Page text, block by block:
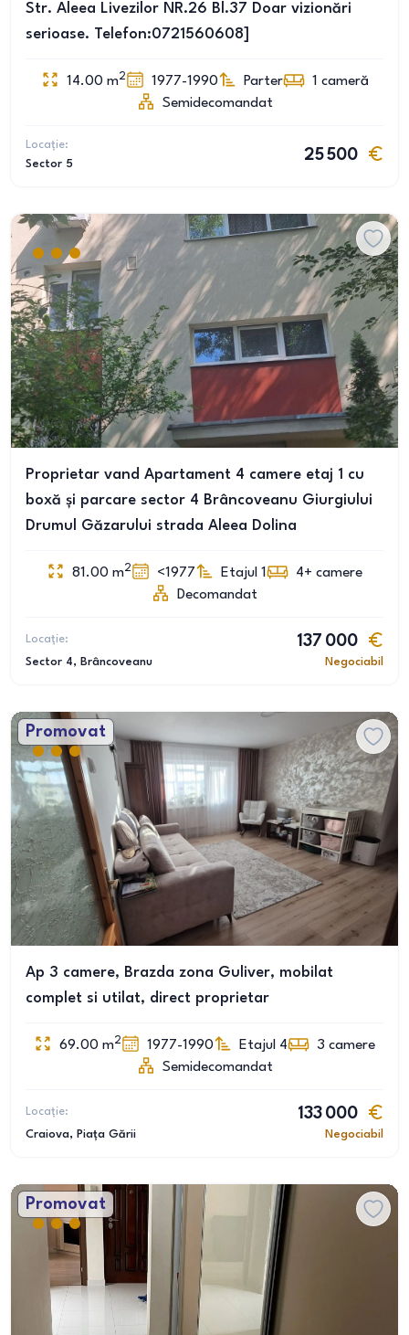
Str. Aleea Livezilor NR.26 Bl.37 Doar vizionări
serioase. Telefon:0721560608]
14.00 m2 1977-1990 Parter 1 cameră
Semidecomandat
Locație:
Sector 5
25 500
Proprietar vand Apartament 4 camere etaj 1 cu
boxă și parcare sector 4 Brâncoveanu Giurgiului
Drumul Găzarului strada Aleea Dolina
81.00 m2 <1977 Etajul 1 4+ camere
Decomandat
Locație:
Sector 4, Brâncoveanu
137 000
Negociabil
Promovat
Ap 3 camere, Brazda zona Guliver, mobilat
complet si utilat, direct proprietar
69.00 m2 1977-1990 Etajul 4 3 camere
Semidecomandat
Locație:
Craiova, Piața Gării
133 000
Negociabil
Promovat